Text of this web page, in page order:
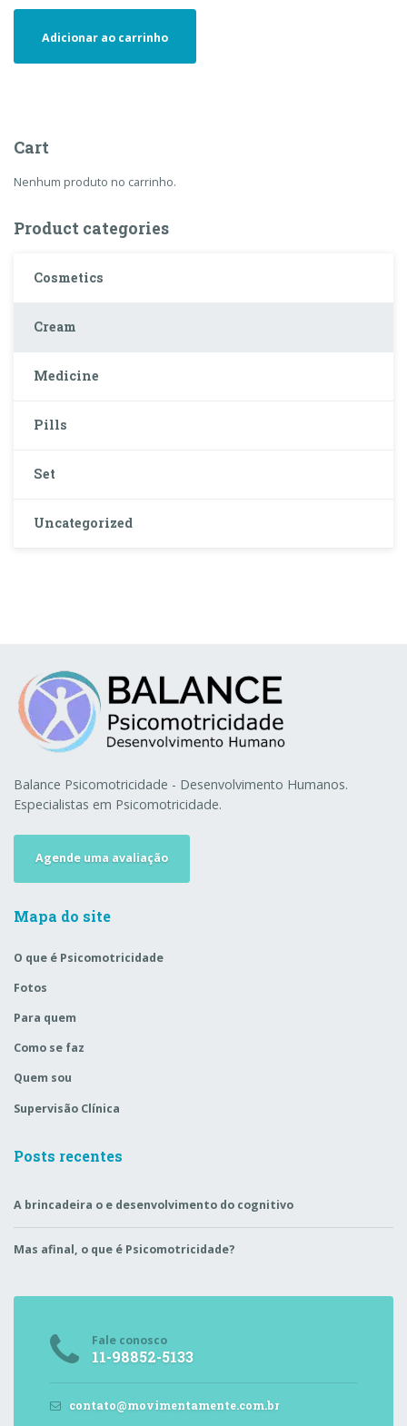
Adicionar ao carrinho
Cart
Nenhum produto no carrinho.
Product categories
Cosmetics
Cream
Medicine
Pills
Set
Uncategorized
Balance Psicomotricidade - Desenvolvimento Humanos.
Especialistas em Psicomotricidade.
Agende uma avaliação
Mapa do site
O que é Psicomotricidade
Fotos
Para quem
Como se faz
Quem sou
Supervisão Clínica
Posts recentes
A brincadeira o e desenvolvimento do cognitivo
Mas afinal, o que é Psicomotricidade?
Fale conosco
11-98852-5133
contato@movimentamente.com.br